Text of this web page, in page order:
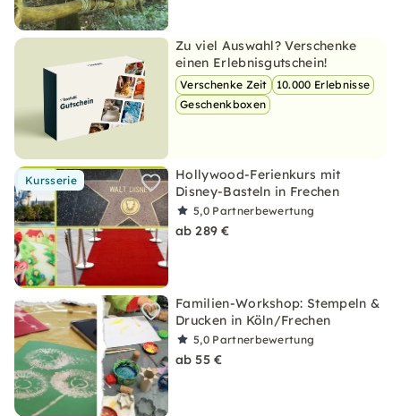
Zu viel Auswahl? Verschenke
einen Erlebnisgutschein!
Verschenke Zeit
10.000 Erlebnisse
Geschenkboxen
Kursserie
Hollywood-Ferienkurs mit
Disney-Basteln in Frechen
5,0 Partnerbewertung
ab 289 €
Familien-Workshop: Stempeln &
Drucken in Köln/Frechen
5,0 Partnerbewertung
ab 55 €